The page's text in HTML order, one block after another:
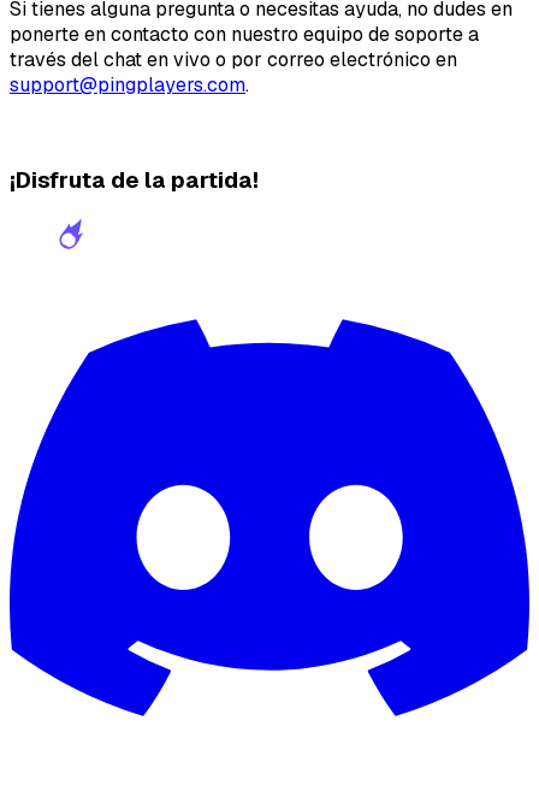
Si tienes alguna pregunta o necesitas ayuda, no dudes en
ponerte en contacto con nuestro equipo de soporte a
través del chat en vivo o por correo electrónico en
support@pingplayers.com.
¡Disfruta de la partida!